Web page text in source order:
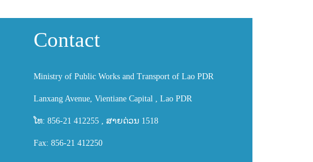
Contact
Ministry of Public Works and Transport of Lao PDR
Lanxang Avenue, Vientiane Capital , Lao PDR
ໂທ: 856-21 412255 , ສາຍດ່ວນ 1518
Fax: 856-21 412250